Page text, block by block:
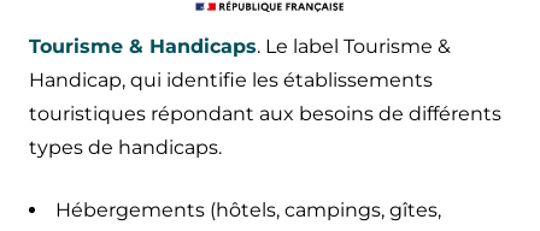
Tourisme & Handicaps. Le label Tourisme &
Handicap, qui identifie les établissements
touristiques répondant aux besoins de différents
types de handicaps.
Hébergements (hôtels, campings, gîtes,